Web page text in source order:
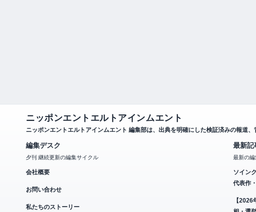
ニッポンエントエルトアインムエント
ニッポンエントエルトアインムエント 編集部は、出典を明確にした検証済みの報道、
編集デスク
夕刊 継続更新の編集サイクル
会社概要
お問い合わせ
私たちのストーリー
最新記
最新の編
ソイン
代表作
【